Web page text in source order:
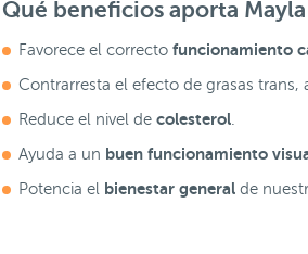
Qué beneficios aporta
Favorece el correcto funcionamiento
Contrarresta el efecto de grasas trans,
Reduce el nivel de colesterol
Ayuda a un buen funcionamiento
Potencia el bienestar general de